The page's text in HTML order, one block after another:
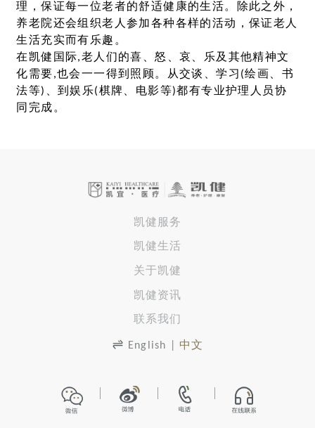
理，保证每一位老者的舒适健康的生活。除此之外，
养老院还会组织老人参加各种各样的活动，保证老人
生活充实而有乐趣。
在凯健国际,老人们的喜、怒、哀、乐及其他精神文
化需要,也会一一得到照顾。从交谈、学习(绘画、书
法等)、到娱乐(棋牌、电影等)都有专业护理人员协
同完成。
凯健服务
凯健生活
关于凯健
凯健资讯
联系我们
English 中文